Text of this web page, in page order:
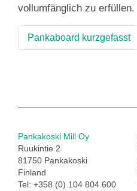
vollumfänglich zu erfüllen.
Pankaboard kurzgefasst
Pankakoski Mill Oy
Ruukintie 2
81750 Pankakoski
Finland
Tel: +358 (0) 104 804 600